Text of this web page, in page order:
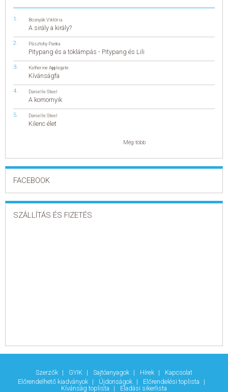
Bosnyák Viktória
A sirály a király?
Pásztohy Panka
Pitypang és a töklámpás - Pitypang és Lili
Katherine Applegate
Kívánságfa
Danielle Steel
A komornyik
Danielle Steel
Kilenc élet
Még több
FACEBOOK
SZÁLLÍTÁS ÉS FIZETÉS
Szerzők GYIK Sajtóanyagok Hírek
Kapcsolat
Előrendelhető kiadványok
Újdonságok
Előrendelési toplista
Kívánság toplista
Eladási sikerlista